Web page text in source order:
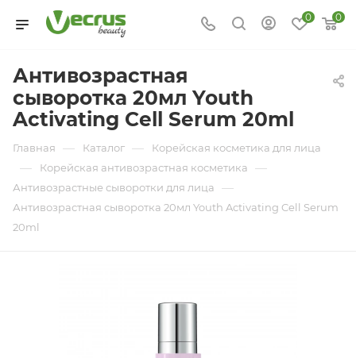
0 0
Антивозрастная
сыворотка 20мл Youth
Activating Cell Serum 20ml
Главная — Каталог — Корейская косметика для лица
— Корейская антивозрастная косметика —
Антивозрастные сыворотки для лица —
Антивозрастная сыворотка 20мл Youth Activating Cell Serum
20ml